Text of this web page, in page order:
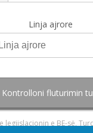
Linja ajrore
Kontrolloni fluturimin
legjislacionin e BE-së,